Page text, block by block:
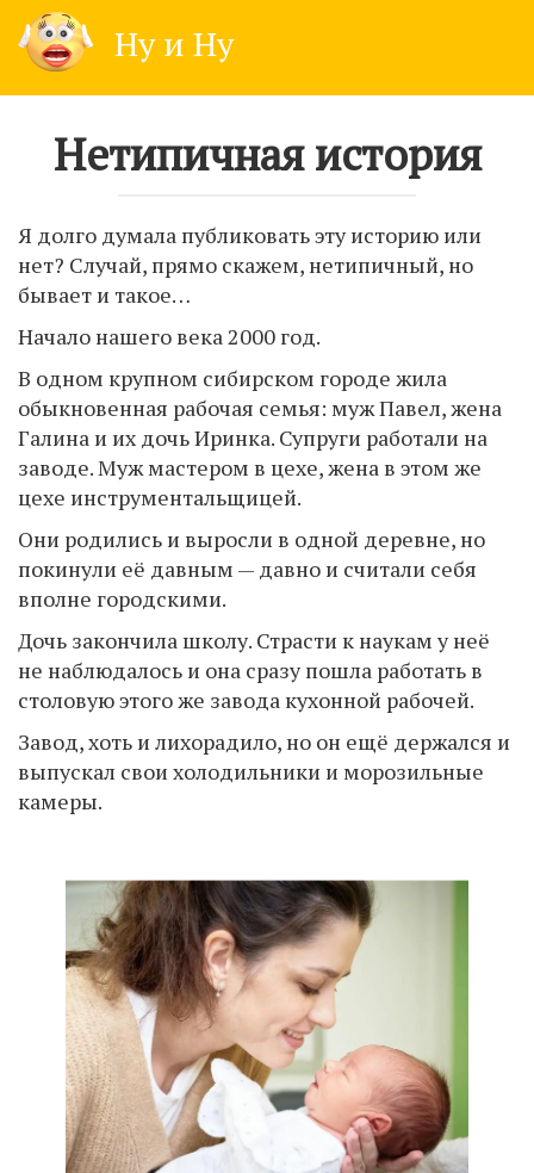
content
Ну и Ну
Нетипичная история
Я долго думала публиковать эту историю или
нет? Случай, прямо скажем, нетипичный, но
бывает и такое…
Начало нашего века 2000 год.
В одном крупном сибирском городе жила
обыкновенная рабочая семья: муж Павел, жена
Галина и их дочь Иринка. Супруги работали на
заводе. Муж мастером в цехе, жена в этом же
цехе инструментальщицей.
Они родились и выросли в одной деревне, но
покинули её давным — давно и считали себя
вполне городскими.
Дочь закончила школу. Страсти к наукам у неё
не наблюдалось и она сразу пошла работать в
столовую этого же завода кухонной рабочей.
Завод, хоть и лихорадило, но он ещё держался и
выпускал свои холодильники и морозильные
камеры.